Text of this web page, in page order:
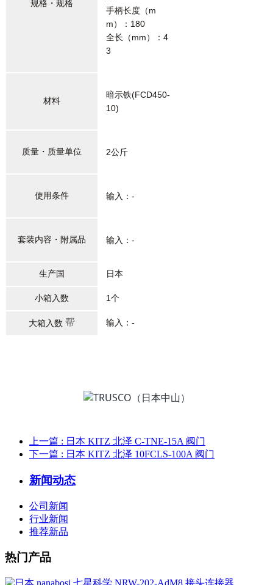
规格・规格
手柄长度（m
m）：180
全长（mm）：4
3
材料
暗示铁(FCD450-
10)
质量・质量单位 2公斤
使用条件 输入：-
套装内容・附属品 输入：-
生产国 日本
小箱入数 1个
大箱入数 帮
输入：-
上一篇 : 日本 KITZ 北泽 C-TNE-15A 阀门
下一篇 : 日本 KITZ 北泽 10FCLS-100A 阀门
新闻动态
公司新闻
行业新闻
推荐新品
热门产品